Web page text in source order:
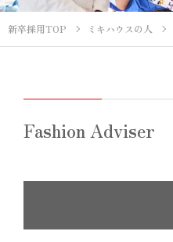
新卒採用TOP ミキハウスの人
Fashion Adviser